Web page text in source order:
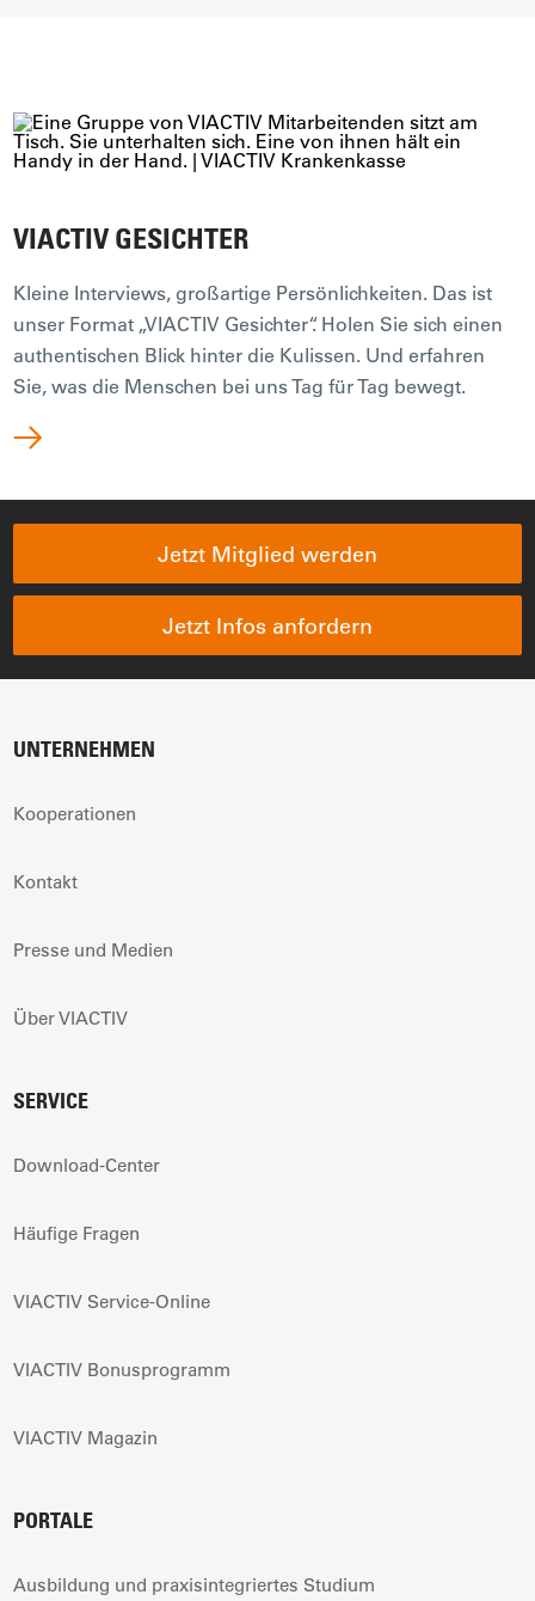
VIACTIV GESICHTER
Kleine Interviews, großartige Persönlichkeiten. Das ist
unser Format „VIACTIV Gesichter“. Holen Sie sich einen
authentischen Blick hinter die Kulissen. Und erfahren
Sie, was die Menschen bei uns Tag für Tag bewegt.
Jetzt Mitglied werden
Jetzt Infos anfordern
UNTERNEHMEN
Kooperationen
Kontakt
Presse und Medien
Über VIACTIV
SERVICE
Download-Center
Häufige Fragen
VIACTIV Service-Online
VIACTIV Bonusprogramm
VIACTIV Magazin
PORTALE
Ausbildung und praxisintegriertes Studium